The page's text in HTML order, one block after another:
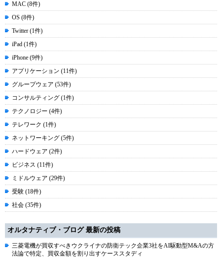
MAC (8件)
OS (8件)
Twitter (1件)
iPad (1件)
iPhone (9件)
アプリケーション (11件)
グループウェア (53件)
コンサルティング (1件)
テクノロジー (4件)
テレワーク (1件)
ネットワーキング (5件)
ハードウェア (2件)
ビジネス (11件)
ミドルウェア (29件)
受験 (18件)
社会 (35件)
オルタナティブ・ブログ 最新の投稿
三菱電機が買収すべきウクライナの防衛テック企業3社をAI駆動型M&Aの方
法論で特定、買収金額を割り出すケーススタディ